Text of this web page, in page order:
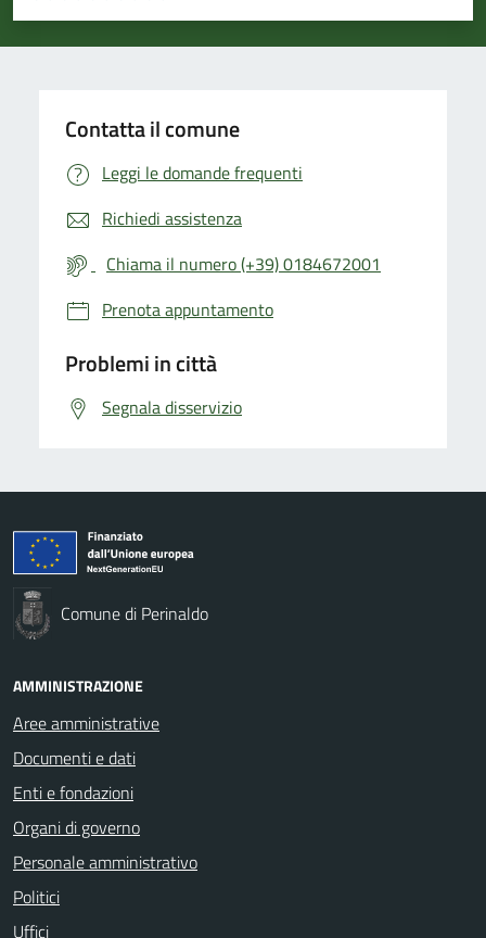
Valuta 5 stelle su 5
Valuta 4 stelle su 5
Valuta 3 stelle su 5
Valuta 2 stelle su 5
Valuta 1 stelle su 5
Contatta il comune
Leggi le domande frequenti
Richiedi assistenza
Chiama il numero (+39) 0184672001
Prenota appuntamento
Problemi in città
Segnala disservizio
Comune di Perinaldo
AMMINISTRAZIONE
Aree amministrative
Documenti e dati
Enti e fondazioni
Organi di governo
Personale amministrativo
Politici
Uffici